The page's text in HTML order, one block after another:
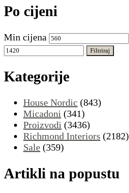
Po cijeni
Min cijena
Filtriraj
Kategorije
House Nordic (843)
Micadoni (341)
Proizvodi (3436)
Richmond Interiors (2182)
Sale (359)
Artikli na popustu